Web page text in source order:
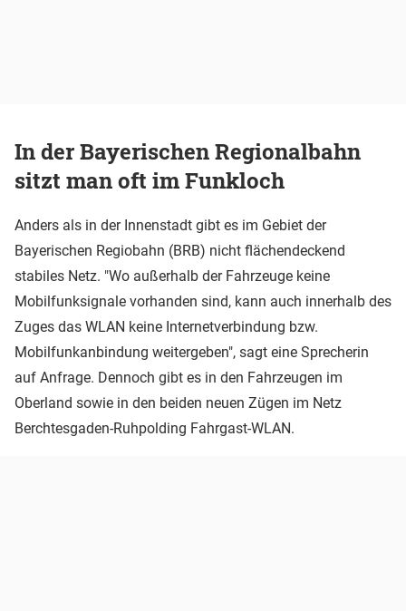
In der Bayerischen Regionalbahn
sitzt man oft im Funkloch
Anders als in der Innenstadt gibt es im Gebiet der
Bayerischen Regiobahn (BRB) nicht flächendeckend
stabiles Netz. "Wo außerhalb der Fahrzeuge keine
Mobilfunksignale vorhanden sind, kann auch innerhalb des
Zuges das WLAN keine Internetverbindung bzw.
Mobilfunkanbindung weitergeben", sagt eine Sprecherin
auf Anfrage. Dennoch gibt es in den Fahrzeugen im
Oberland sowie in den beiden neuen Zügen im Netz
Berchtesgaden-Ruhpolding Fahrgast-WLAN.